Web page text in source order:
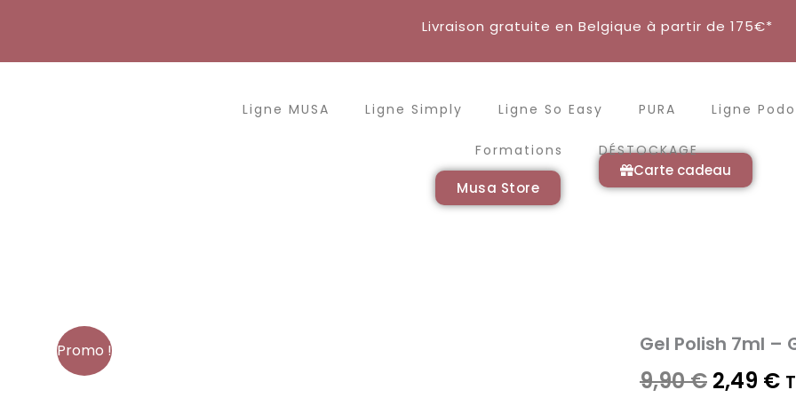
Livraison gratuite en Belgique à partir de 175€*
Ligne MUSA Ligne Simply Ligne So Easy PURA Ligne Podo
Formations DÉSTOCKAGE
Musa Store
Carte cadeau
Promo ! Gel Polish 7ml –
9,90€ Le
2,49 €
quantité
Gel